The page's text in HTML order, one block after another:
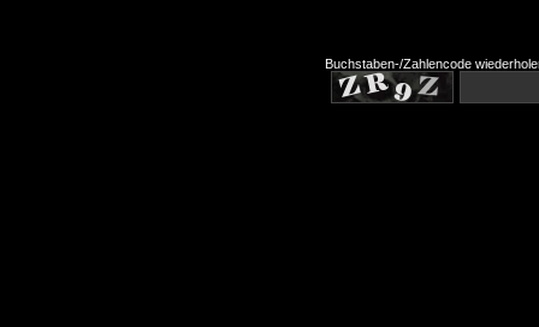
Buchstaben-/Zahlencode